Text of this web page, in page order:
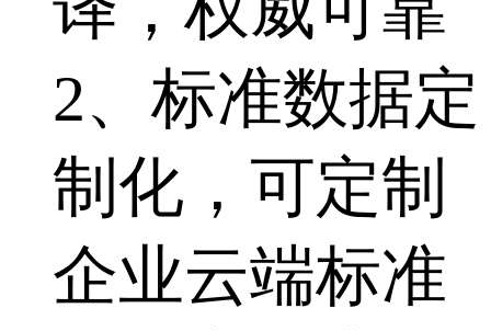
2、标准数据定
制化，可定制
企业云端标准